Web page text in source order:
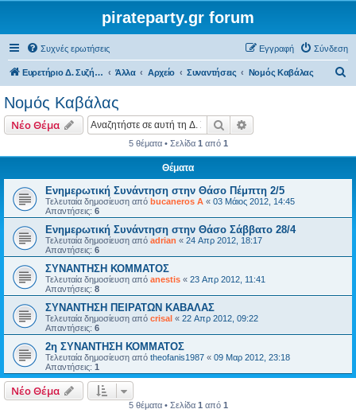
pirateparty.gr forum
Συχνές ερωτήσεις Σύνδεση
Εγγραφή
Ευρετήριο Δ. Συζήτησης Άλλα Αρχείο Συναντήσεις Νομός Καβάλας‎
Νομός Καβάλας‎
Νέο Θέμα Αναζήτηση
5 θέματα • Σελίδα 1 από 1
Θέματα
Ενημερωτική Συνάντηση στην Θάσο Πέμπτη 2/5
Τελευταία δημοσίευση από bucaneros A « 03 Μάιος 2012, 14:45
Απαντήσεις: 6
Ενημερωτική Συνάντηση στην Θάσο Σάββατο 28/4
Τελευταία δημοσίευση από adrian « 24 Απρ 2012, 18:17
Απαντήσεις: 6
ΣΥΝΑΝΤΗΣΗ ΚΟΜΜΑΤΟΣ
Τελευταία δημοσίευση από anestis « 23 Απρ 2012, 11:41
Απαντήσεις: 8
ΣΥΝΑΝΤΗΣΗ ΠΕΙΡΑΤΩΝ ΚΑΒΑΛΑΣ
Τελευταία δημοσίευση από crisal « 22 Απρ 2012, 09:22
Απαντήσεις: 6
2η ΣΥΝΑΝΤΗΣΗ ΚΟΜΜΑΤΟΣ
Τελευταία δημοσίευση από theofanis1987 « 09 Μαρ 2012, 23:18
Απαντήσεις: 1
Νέο Θέμα
5 θέματα • Σελίδα 1 από 1